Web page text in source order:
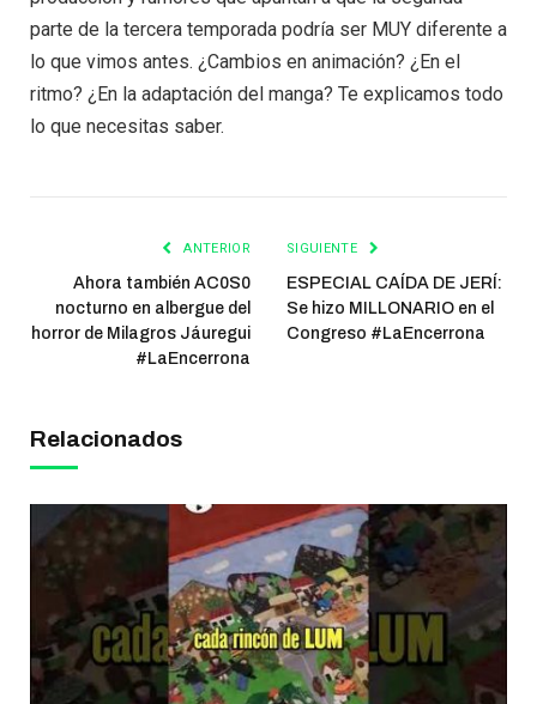
parte de la tercera temporada podría ser MUY diferente a
lo que vimos antes. ¿Cambios en animación? ¿En el
ritmo? ¿En la adaptación del manga? Te explicamos todo
lo que necesitas saber.
ANTERIOR
Ahora también AC0S0
nocturno en albergue del
horror de Milagros Jáuregui
#LaEncerrona
SIGUIENTE
ESPECIAL CAÍDA DE JERÍ:
Se hizo MILLONARIO en el
Congreso #LaEncerrona
Relacionados